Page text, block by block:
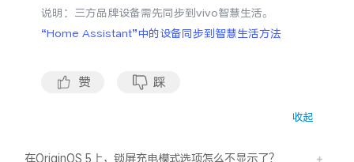
X300
Y6 Y60
iQOO Z11
vivo TWS 5e
说明：三方品牌设备需先同步到vivo智慧生活。
“Home Assistant”中的设备同步到智慧生活方法
赞 踩
收起
在OriginOS 5上，锁屏充电模式选项怎么不显示了？